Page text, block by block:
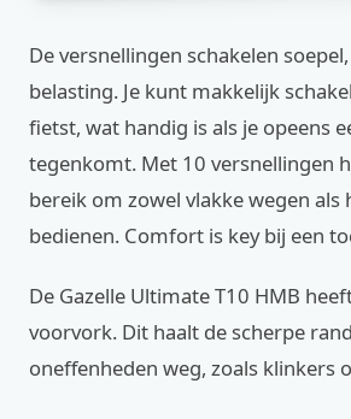
De versnellingen schakelen
belasting. Je kunt makkelijk
fietst, wat handig is als je opeens
tegenkomt. Met 10 versnellingen
bereik om zowel vlakke wegen als
bedienen. Comfort is key bij een
De Gazelle Ultimate T10 HMB
voorvork. Dit haalt de scherpe
oneffenheden weg, zoals klinkers